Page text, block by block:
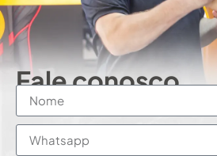
Fale conosco